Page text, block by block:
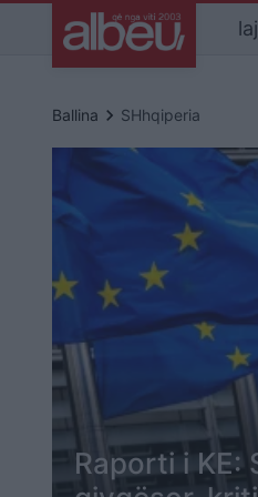
Ballina keyboard_arrow_right SHhqiperia
Raporti i KE: